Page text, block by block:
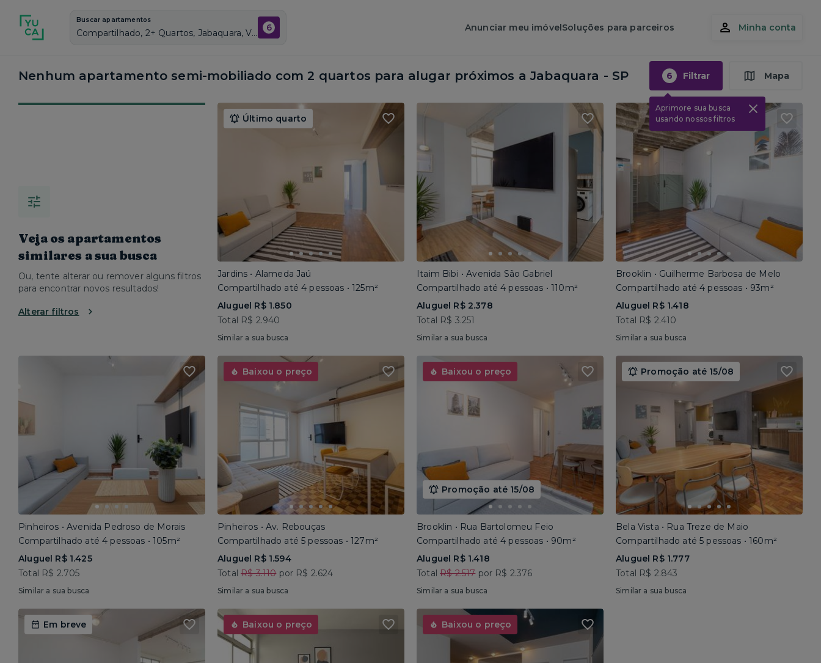
Buscar apartamentos
Compartilhado, 2+ Quartos, Jabaquara, Vagas de garagem: Sim, Semi mobiliado, Piscina 6 Anunciar meu imóvelSoluções para parceiros Minha conta
Nenhum apartamento semi-mobiliado com 2 quartos para alugar próximos a Jabaquara - SP 6 Filtrar
Aprimore sua busca
usando nossos filtros
Mapa
Veja os apartamentos
similares a sua busca
Ou, tente alterar ou remover alguns filtros
para encontrar novos resultados!
Alterar filtros
Último quarto
Jardins • Alameda Jaú
Compartilhado até 4 pessoas • 125m²
Aluguel R$ 1.850
Total R$ 2.940
Similar a sua busca
Itaim Bibi • Avenida São Gabriel
Compartilhado até 4 pessoas • 110m²
Aluguel R$ 2.378
Total R$ 3.251
Similar a sua busca
Brooklin • Guilherme Barbosa de Melo
Compartilhado até 4 pessoas • 93m²
Aluguel R$ 1.418
Total R$ 2.410
Similar a sua busca
Pinheiros • Avenida Pedroso de Morais
Compartilhado até 4 pessoas • 105m²
Aluguel R$ 1.425
Total R$ 2.705
Similar a sua busca
Baixou o preço
Pinheiros • Av. Rebouças
Compartilhado até 5 pessoas • 127m²
Aluguel R$ 1.594
TotalR$ 3.110por R$ 2.624
Similar a sua busca
Baixou o preço
Promoção até 15/08
Brooklin • Rua Bartolomeu Feio
Compartilhado até 4 pessoas • 90m²
Aluguel R$ 1.418
TotalR$ 2.517por R$ 2.376
Similar a sua busca
Promoção até 15/08
Bela Vista • Rua Treze de Maio
Compartilhado até 5 pessoas • 160m²
Aluguel R$ 1.777
Total R$ 2.843
Similar a sua busca
Em breve Baixou o preço Baixou o preço